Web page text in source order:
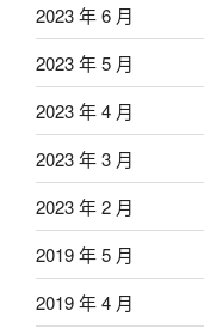
2023 年 6 月
2023 年 5 月
2023 年 4 月
2023 年 3 月
2023 年 2 月
2019 年 5 月
2019 年 4 月